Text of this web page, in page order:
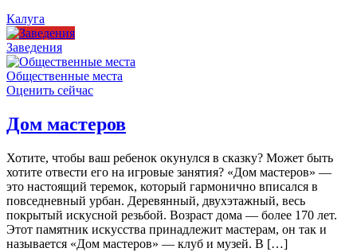
Калуга
Заведения
Общественные места
Оценить сейчас
Дом мастеров
Хотите, чтобы ваш ребенок окунулся в сказку? Может быть
хотите отвести его на игровые занятия? «Дом мастеров» —
это настоящий теремок, который гармонично вписался в
повседневный урбан. Деревянный, двухэтажный, весь
покрытый искусной резьбой. Возраст дома — более 170 лет.
Этот памятник искусства принадлежит мастерам, он так и
называется «Дом мастеров» — клуб и музей. В […]